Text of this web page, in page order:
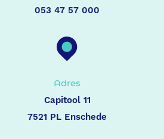
053 47 57 000
Adres
Capitool 11
7521 PL Enschede